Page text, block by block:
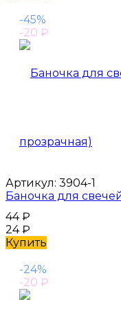
-45%
-20 ₽
Артикул: 3904-1
Баночка для
44₽
24₽
Купить
-24%
-20 ₽